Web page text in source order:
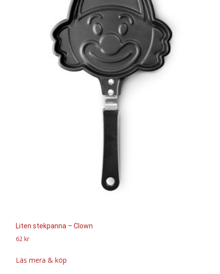
Liten stekpanna – Clown
62 kr
Läs mera & köp